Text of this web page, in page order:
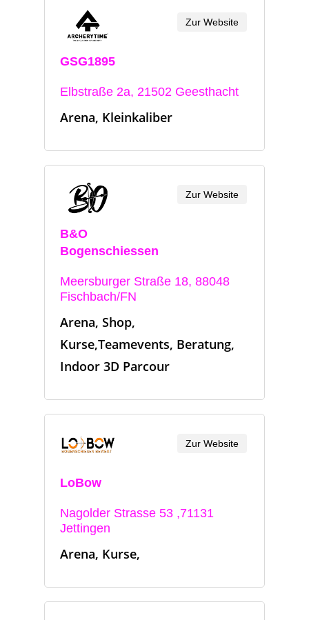
GSG1895
Elbstraße 2a, 21502 Geesthacht
Arena, Kleinkaliber
Zur Website
B&O
Bogenschiessen
Meersburger Straße 18, 88048
Fischbach/FN
Arena, Shop,
Kurse,Teamevents, Beratung,
Indoor 3D Parcour
Zur Website
LoBow
Nagolder Strasse 53 ,71131
Jettingen
Arena, Kurse,
Zur Website